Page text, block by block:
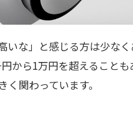
いな」と感じる方は少な
から1万円を超えること
関わっています。